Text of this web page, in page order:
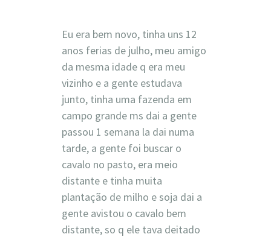
Eu era bem novo, tinha uns 12
anos ferias de julho, meu amigo
da mesma idade q era meu
vizinho e a gente estudava
junto, tinha uma fazenda em
campo grande ms dai a gente
passou 1 semana la dai numa
tarde, a gente foi buscar o
cavalo no pasto, era meio
distante e tinha muita
plantação de milho e soja dai a
gente avistou o cavalo bem
distante, so q ele tava deitado